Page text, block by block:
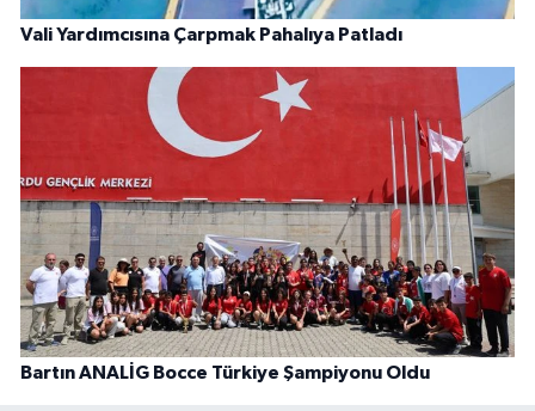
Vali Yardımcısına Çarpmak Pahalıya Patladı
Bartın ANALİG Bocce Türkiye Şampiyonu Oldu